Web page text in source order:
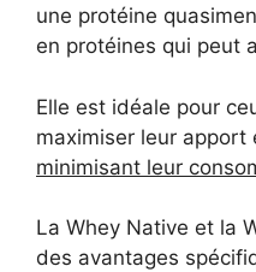
une protéine
en protéines qui peut
Elle est idéale pour
maximiser leur apport
minimisant leur
La Whey Native et la
des avantages